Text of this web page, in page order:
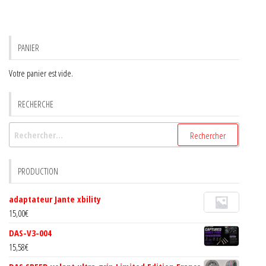
PANIER
Votre panier est vide.
RECHERCHE
Rechercher :
PRODUCTION
adaptateur Jante xbility
15,00€
DAS-V3-004
15,58€